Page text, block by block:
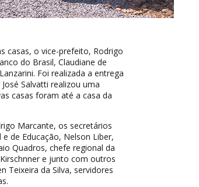
casas, o vice-prefeito, Rodrigo
do Brasil, Claudiane de
Foi realizada a entrega
Salvatti realizou uma
casas foram até a casa da
Marcante, os secretários
de Educação, Nelson Liber,
Quadros, chefe regional da
e junto com outros
Teixeira da Silva, servidores